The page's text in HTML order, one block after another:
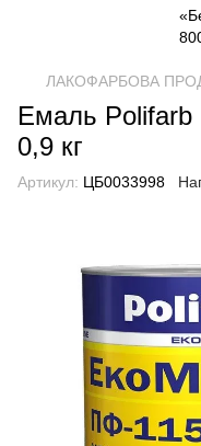
ЛАКОФАРБОВА
Емаль Polifarb
0,9 кг
Артикул: ЦБ0033998